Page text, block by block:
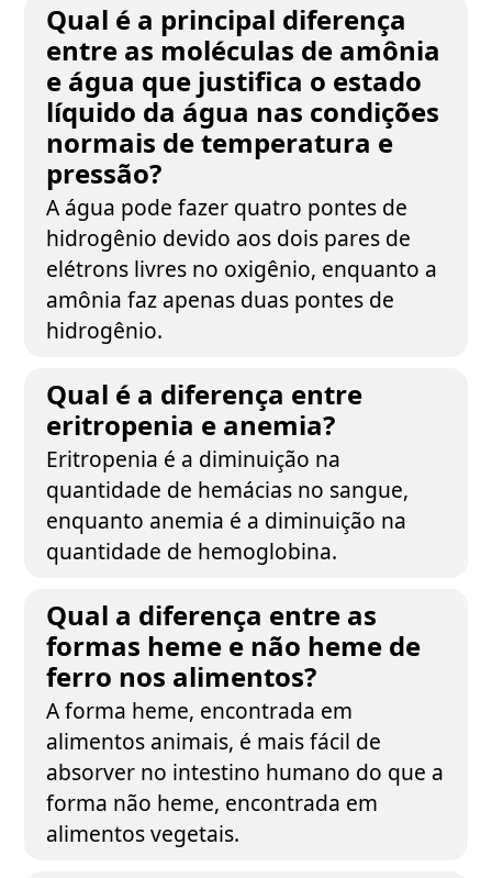
Qual é a principal diferença
entre as moléculas de amônia
e água que justifica o estado
líquido da água nas condições
normais de temperatura e
pressão?
A água pode fazer quatro pontes de
hidrogênio devido aos dois pares de
elétrons livres no oxigênio, enquanto a
amônia faz apenas duas pontes de
hidrogênio.
Qual é a diferença entre
eritropenia e anemia?
Eritropenia é a diminuição na
quantidade de hemácias no sangue,
enquanto anemia é a diminuição na
quantidade de hemoglobina.
Qual a diferença entre as
formas heme e não heme de
ferro nos alimentos?
A forma heme, encontrada em
alimentos animais, é mais fácil de
absorver no intestino humano do que a
forma não heme, encontrada em
alimentos vegetais.